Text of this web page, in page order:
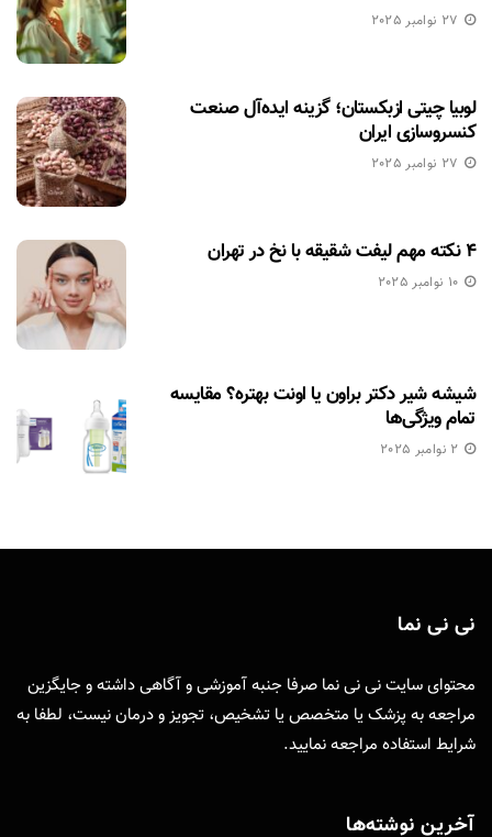
27 نوامبر 2025
لوبیا چیتی ازبکستان؛ گزینه ایده‌آل صنعت
کنسروسازی ایران
27 نوامبر 2025
۴ نکته مهم لیفت شقیقه با نخ در تهران
10 نوامبر 2025
شیشه شیر دکتر براون یا اونت بهتره؟ مقایسه
تمام ویژگی‌ها
2 نوامبر 2025
نی نی نما
محتوای سایت نی نی نما صرفا جنبه آموزشی و آگاهی داشته و جایگزین
مراجعه به پزشک یا متخصص یا تشخیص، تجویز و درمان نیست، لطفا به
شرایط استفاده مراجعه نمایید.
آخرین نوشته‌ها